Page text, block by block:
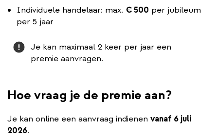
Individuele handelaar: max. € 500 per jubileum
per 5 jaar
Attention
Je kan maximaal 2 keer per jaar een
premie aanvragen.
Hoe vraag je de premie aan?
Je kan online een aanvraag indienen vanaf 6 juli
2026.